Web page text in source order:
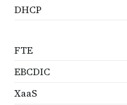
DHCP
FTE
EBCDIC
XaaS